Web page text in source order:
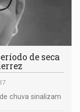
de seca
chuva sinalizam